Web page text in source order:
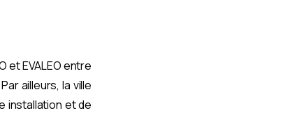
et EVALEO entre
ailleurs, la ville
installation et de